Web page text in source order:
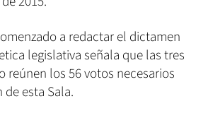
a redactar el dictamen
legislativa señala que las tres
reúnen los 56 votos necesarios
esta Sala.